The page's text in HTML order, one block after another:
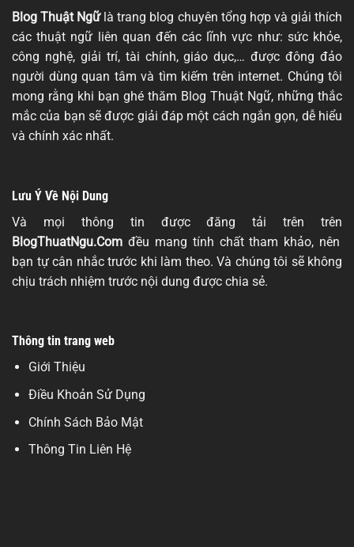
Blog Thuật Ngữlà trang blog chuyên tổng hợp và giải thích
các thuật ngữ liên quan đến các lĩnh vực như: sức khỏe,
công nghệ, giải trí, tài chính, giáo dục,… được đông đảo
người dùng quan tâm và tìm kiếm trên internet. Chúng tôi
mong rằng khi bạn ghé thăm Blog Thuật Ngữ, những thắc
mắc của bạn sẽ được giải đáp một cách ngắn gọn, dễ hiểu
và chính xác nhất.
Lưu Ý Về Nội Dung
Và mọi thông tin được đăng tải trên trên
BlogThuatNgu.Com đều mang tính chất tham khảo, nên
bạn tự cân nhắc trước khi làm theo. Và chúng tôi sẽ không
chịu trách nhiệm trước nội dung được chia sẻ.
Thông tin trang web
Giới Thiệu
Điều Khoản Sử Dụng
Chính Sách Bảo Mật
Thông Tin Liên Hệ